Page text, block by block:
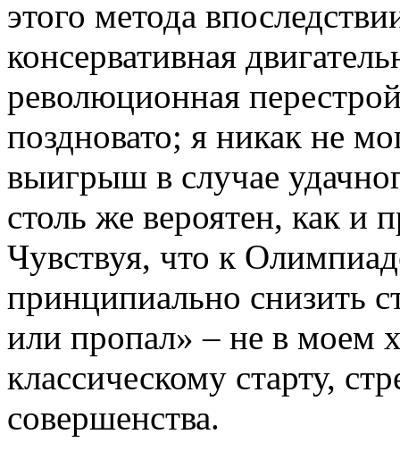
этого метода
консервативная
революционная
поздновато; я никак не
выигрыш в случае
столь же вероятен, как и
Чувствуя, что к
принципиально снизить
или пропал» – не в моем
классическому старту,
совершенства.